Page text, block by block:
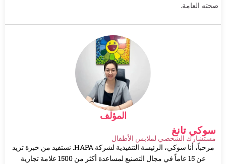
صحته العامة.
المؤلف
سوكي تانغ
مستشارك الشخصي لملابس الأطفال
مرحباً، أنا سوكي، الرئيسة التنفيذية لشركة HAPA. نستفيد من خبرة تزيد
عن 15 عاماً في مجال التصنيع لمساعدة أكثر من 1500 علامة تجارية